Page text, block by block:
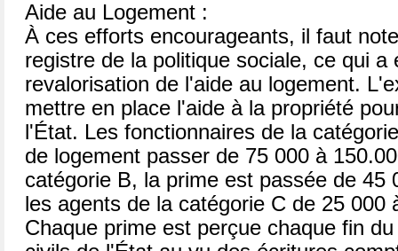
Aide au Logement :
À ces efforts encourageants, il faut
registre de la politique sociale, ce qui a
revalorisation de l'aide au logement.
mettre en place l'aide à la propriété
l'État. Les fonctionnaires de la
de logement passer de 75 000 à
catégorie B, la prime est passée de 45
les agents de la catégorie C de 25 000
Chaque prime est perçue chaque fin